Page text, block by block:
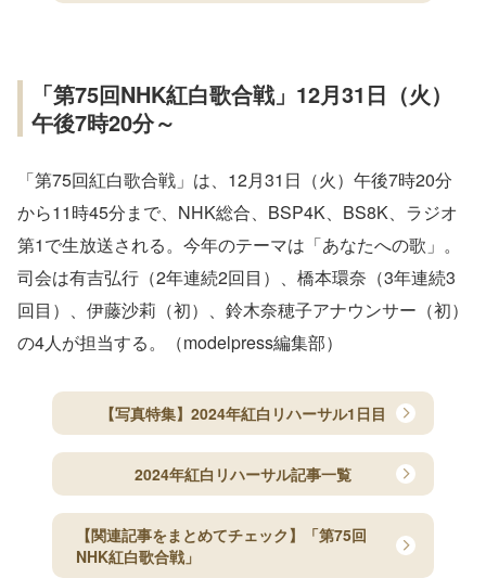
「第75回NHK紅白歌合戦」12月31日（火）
午後7時20分～
「第75回紅白歌合戦」は、12月31日（火）午後7時20分
から11時45分まで、NHK総合、BSP4K、BS8K、ラジオ
第1で生放送される。今年のテーマは「あなたへの歌」。
司会は有吉弘行（2年連続2回目）、橋本環奈（3年連続3
回目）、伊藤沙莉（初）、鈴木奈穂子アナウンサー（初）
の4人が担当する。（modelpress編集部）
【写真特集】2024年紅白リハーサル1日目
2024年紅白リハーサル記事一覧
【関連記事をまとめてチェック】「第75回
NHK紅白歌合戦」